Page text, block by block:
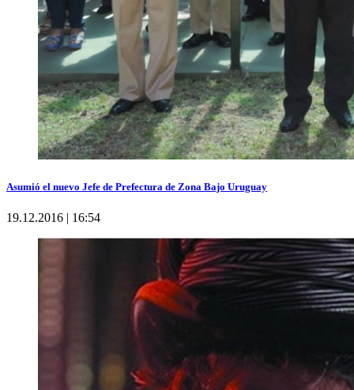
Asumió el nuevo Jefe de Prefectura de Zona Bajo Uruguay
19.12.2016 | 16:54